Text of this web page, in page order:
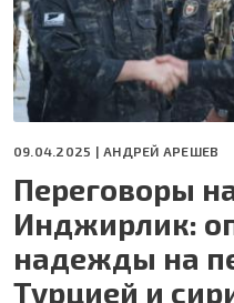
09.04.2025 |АНДРЕЙ АРЕШЕВ
Переговоры
Инджирлик:
надежды на
Турцией и